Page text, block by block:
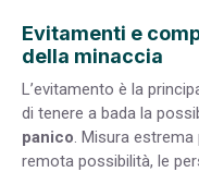
Evitamenti e
della minaccia
L’evitamento è la
di tenere a bada la
panico . Misura
remota possibilità, le